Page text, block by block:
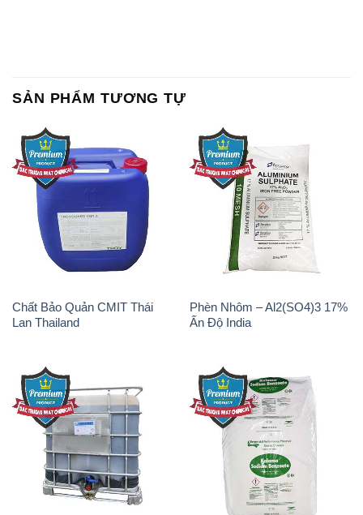
SẢN PHẨM TƯƠNG TỰ
Chất Bảo Quản CMIT Thái
Lan Thailand
Phèn Nhôm – Al2(SO4)3 17%
Ấn Độ India